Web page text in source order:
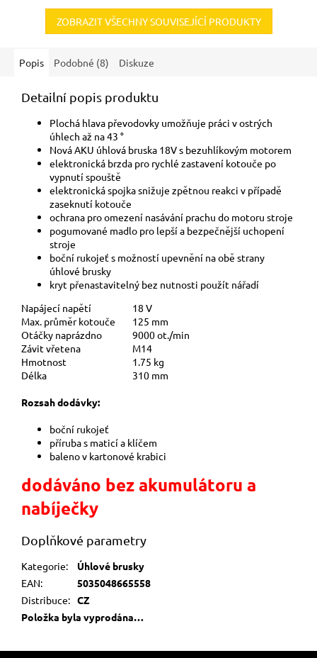
ZOBRAZIT VŠECHNY SOUVISEJÍCÍ PRODUKTY
Popis Podobné (8) Diskuze
Detailní popis produktu
Plochá hlava převodovky umožňuje práci v ostrých
úhlech až na 43 °
Nová AKU úhlová bruska 18V s bezuhlíkovým motorem
elektronická brzda pro rychlé zastavení kotouče po
vypnutí spouště
elektronická spojka snižuje zpětnou reakci v případě
zaseknutí kotouče
ochrana pro omezení nasávání prachu do motoru stroje
pogumované madlo pro lepší a bezpečnější uchopení
stroje
boční rukojeť s možností upevnění na obě strany
úhlové brusky
kryt přenastavitelný bez nutnosti použít nářadí
Napájecí napětí
18 V
Max. průměr kotouče 125 mm
Otáčky naprázdno
9000 ot./min
Závit vřetena
M14
Hmotnost
1.75 kg
Délka
310 mm
Rozsah dodávky:
boční rukojeť
příruba s maticí a klíčem
baleno v kartonové krabici
dodáváno bez akumulátoru a
nabíječky
Doplňkové parametry
Kategorie:
Úhlové brusky
EAN:
5035048665558
Distribuce: CZ
Položka byla vyprodána…